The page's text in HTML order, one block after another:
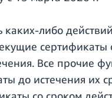
каких-либо
сертификаты
Все прочие
до истечения их